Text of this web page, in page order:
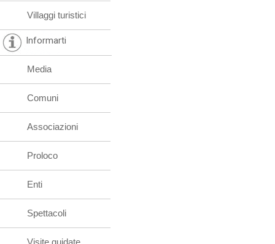
Villaggi turistici
Informarti
Media
Comuni
Associazioni
Proloco
Enti
Spettacoli
Visite guidate